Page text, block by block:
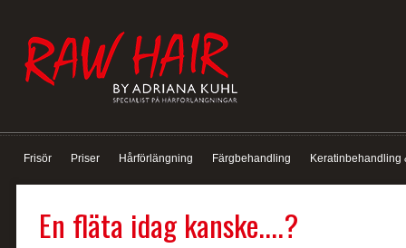
Frisör Priser Hårförlängning Färgbehandling Keratinbehandling
En fläta idag kanske....?